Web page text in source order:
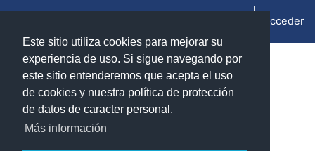
Este sitio utiliza cookies para mejorar su
experiencia de uso. Si sigue navegando por
este sitio entenderemos que acepta el uso
de cookies y nuestra política de protección
de datos de caracter personal.
Más información
Panel lateral
Acceder
Información del curso
Mecánica clásica II (2024/2025)